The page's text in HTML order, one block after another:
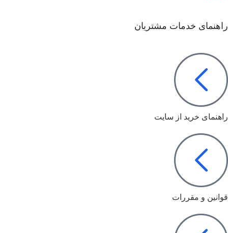
راهنمای خدمات مشتریان
راهنمای خرید از سایت
قوانین و مقررات